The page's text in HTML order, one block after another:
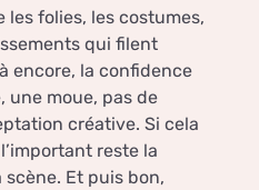
les folies, les costumes,
qui filent
encore, la confidence
une moue, pas de
créative. Si cela
reste la
Et puis bon,